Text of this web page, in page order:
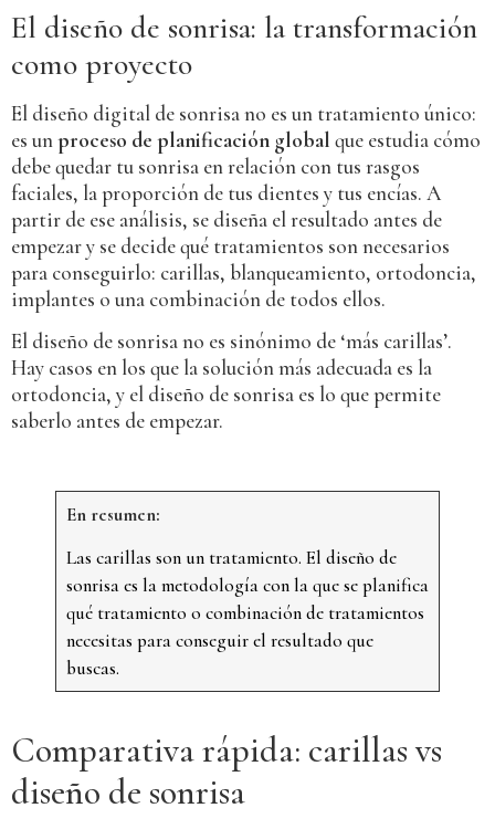
El diseño de sonrisa: la transformación
como proyecto
El diseño digital de sonrisa no es un tratamiento único:
es unproceso de planificación global que estudia cómo
debe quedar tu sonrisa en relación con tus rasgos
faciales, la proporción de tus dientes y tus encías. A
partir de ese análisis, se diseña el resultado antes de
empezar y se decide qué tratamientos son necesarios
para conseguirlo: carillas, blanqueamiento, ortodoncia,
implantes o una combinación de todos ellos.
El diseño de sonrisa no es sinónimo de ‘más carillas’.
Hay casos en los que la solución más adecuada es la
ortodoncia, y el diseño de sonrisa es lo que permite
saberlo antes de empezar.
En resumen:
Las carillas son un tratamiento. El diseño de
sonrisa es la metodología con la que se planifica
qué tratamiento o combinación de tratamientos
necesitas para conseguir el resultado que
buscas.
Comparativa rápida: carillas vs
diseño de sonrisa